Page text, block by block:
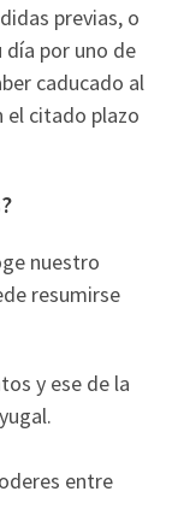
previas, o
día por uno de
caducado al
el citado plazo
nuestro
resumirse
y ese de la
entre